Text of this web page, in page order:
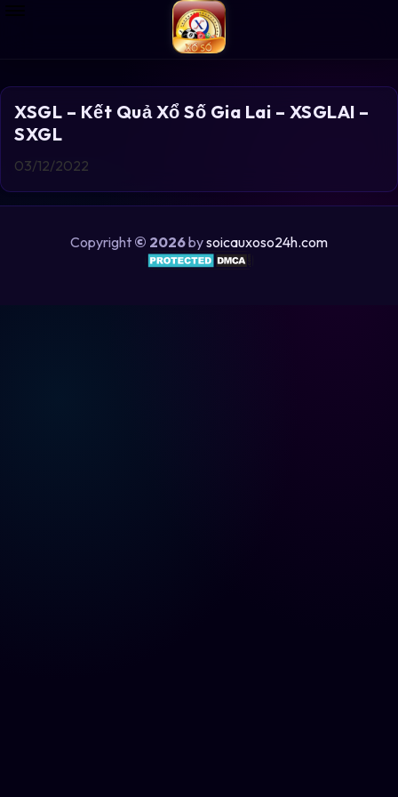
XSGL – Kết Quả Xổ Số Gia Lai – XSGLAI –
SXGL
03/12/2022
Copyright © 2026bysoicauxoso24h.com